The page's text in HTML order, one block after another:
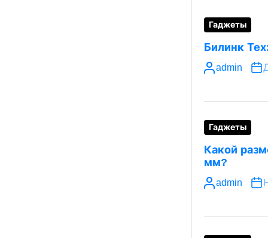
Гаджеты
Билинк
admin
Гаджеты
Какой
мм?
admin